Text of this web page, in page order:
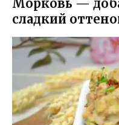
Морковь —
сладкий